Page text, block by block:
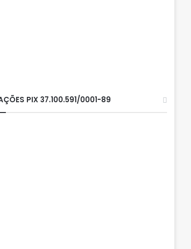
PIX 37.100.591/0001-89